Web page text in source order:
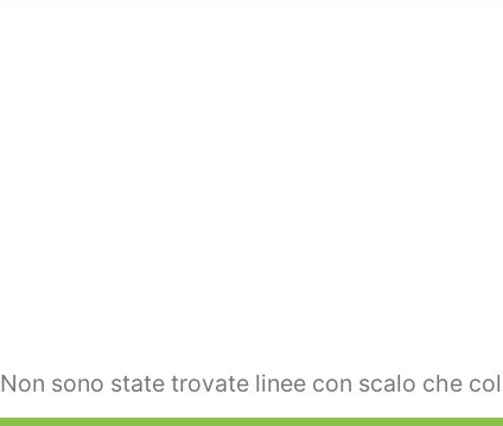
Non sono state trovate linee con scalo che